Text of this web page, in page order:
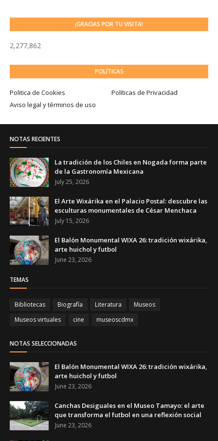
¡GRACIAS POR TU VISITA!
2,277,862
POLÍTICAS
Politica de Cookies
Políticas de Privacidad
Aviso legal y términos de uso
NOTAS RECIENTES
La tradición de los Chiles en Nogada forma parte
de la Gastronomía Mexicana
July 25, 2026
El Arte Wixárika en el Palacio Postal: descubre las
esculturas monumentales de César Menchaca
July 15, 2026
El Balón Monumental WIXA 26: tradición wixárika,
arte huichol y futbol
June 23, 2026
TEMAS
Bibliotecas Biografía Literatura
Museos
Museos virtuales
cine museoscdmx
NOTAS SELECCIONADAS
El Balón Monumental WIXA 26: tradición wixárika,
arte huichol y futbol
June 23, 2026
Canchas Desiguales en el Museo Tamayo: el arte
que transforma el futbol en una reflexión social
June 23, 2026